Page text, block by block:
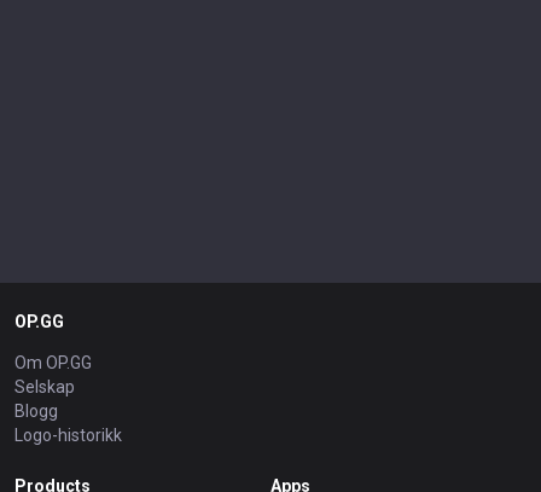
OP.GG
Om OP.GG
Selskap
Blogg
Logo-historikk
Products Apps